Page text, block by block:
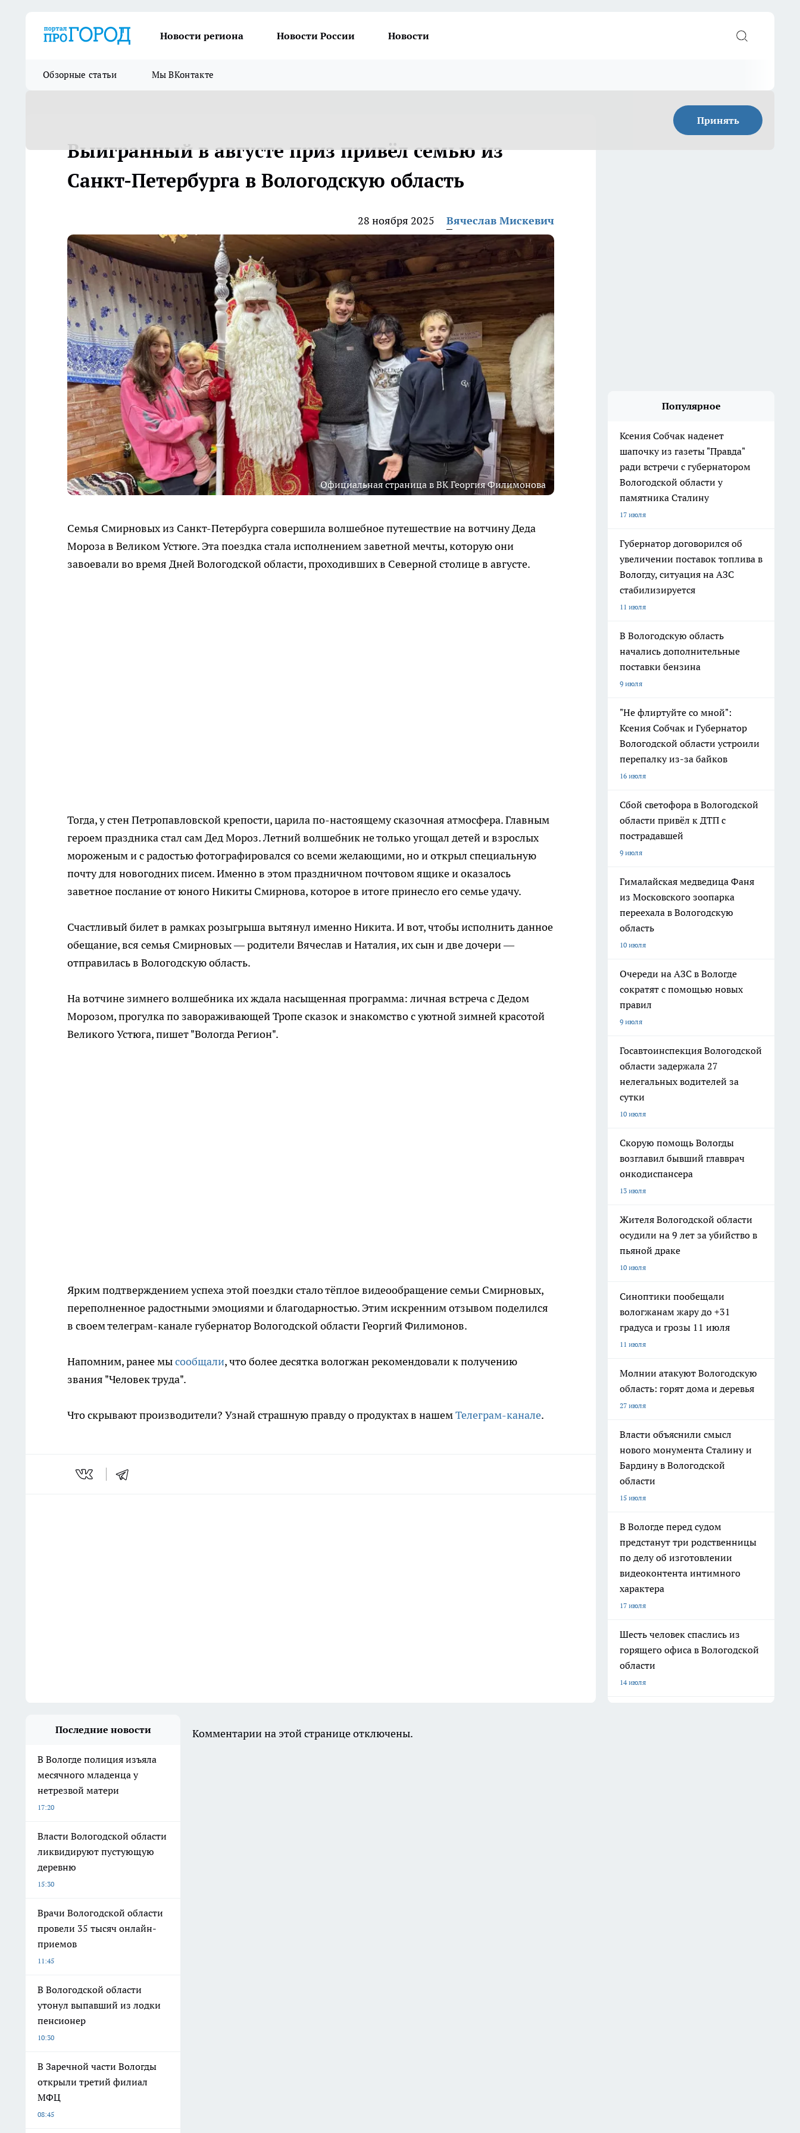
Новости региона Новости России Новости
Обзорные статьи Мы ВКонтакте
Принять
Выигранный в августе приз привёл семью из
Санкт-Петербурга в Вологодскую область
28 ноября 2025 Вячеслав Мискевич
Официальная страница в ВК Георгия Филимонова
Семья Смирновых из Санкт-Петербурга совершила волшебное путешествие на вотчину Деда
Мороза в Великом Устюге. Эта поездка стала исполнением заветной мечты, которую они
завоевали во время Дней Вологодской области, проходивших в Северной столице в августе.
Тогда, у стен Петропавловской крепости, царила по-настоящему сказочная атмосфера. Главным
героем праздника стал сам Дед Мороз. Летний волшебник не только угощал детей и взрослых
мороженым и с радостью фотографировался со всеми желающими, но и открыл специальную
почту для новогодних писем. Именно в этом праздничном почтовом ящике и оказалось
заветное послание от юного Никиты Смирнова, которое в итоге принесло его семье удачу.
Счастливый билет в рамках розыгрыша вытянул именно Никита. И вот, чтобы исполнить данное
обещание, вся семья Смирновых — родители Вячеслав и Наталия, их сын и две дочери —
отправилась в Вологодскую область.
На вотчине зимнего волшебника их ждала насыщенная программа: личная встреча с Дедом
Морозом, прогулка по завораживающей Тропе сказок и знакомство с уютной зимней красотой
Великого Устюга, пишет "Вологда Регион".
Ярким подтверждением успеха этой поездки стало тёплое видеообращение семьи Смирновых,
переполненное радостными эмоциями и благодарностью. Этим искренним отзывом поделился
в своем телеграм-канале губернатор Вологодской области Георгий Филимонов.
Напомним, ранее мысообщали, что более десятка вологжан рекомендовали к получению
звания "Человек труда".
Что скрывают производители? Узнай страшную правду о продуктах в нашемТелеграм-канале.
Популярное
Ксения Собчак наденет
шапочку из газеты "Правда"
ради встречи с губернатором
Вологодской области у
памятника Сталину
17 июля
Губернатор договорился об
увеличении поставок топлива в
Вологду, ситуация на АЗС
стабилизируется
11 июля
В Вологодскую область
начались дополнительные
поставки бензина
9 июля
"Не флиртуйте со мной":
Ксения Собчак и Губернатор
Вологодской области устроили
перепалку из-за байков
16 июля
Сбой светофора в Вологодской
области привёл к ДТП с
пострадавшей
9 июля
Гималайская медведица Фаня
из Московского зоопарка
переехала в Вологодскую
область
10 июля
Очереди на АЗС в Вологде
сократят с помощью новых
правил
9 июля
Госавтоинспекция Вологодской
области задержала 27
нелегальных водителей за
сутки
10 июля
Скорую помощь Вологды
возглавил бывший главврач
онкодиспансера
13 июля
Жителя Вологодской области
осудили на 9 лет за убийство в
пьяной драке
10 июля
Синоптики пообещали
вологжанам жару до +31
градуса и грозы 11 июля
11 июля
Молнии атакуют Вологодскую
область: горят дома и деревья
27 июля
Власти объяснили смысл
нового монумента Сталину и
Бардину в Вологодской
области
15 июля
В Вологде перед судом
предстанут три родственницы
по делу об изготовлении
видеоконтента интимного
характера
17 июля
Шесть человек спаслись из
горящего офиса в Вологодской
области
14 июля
Последние новости
В Вологде полиция изъяла
месячного младенца у
нетрезвой матери
17:20
Власти Вологодской области
ликвидируют пустующую
деревню
15:30
Врачи Вологодской области
провели 35 тысяч онлайн-
приемов
11:45
В Вологодской области
утонул выпавший из лодки
пенсионер
10:30
В Заречной части Вологды
открыли третий филиал
МФЦ
08:45
Комментарии на этой странице отключены.